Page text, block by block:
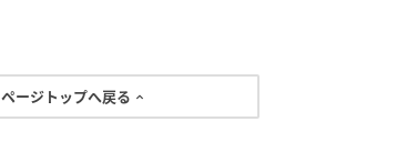
ページトップへ戻る